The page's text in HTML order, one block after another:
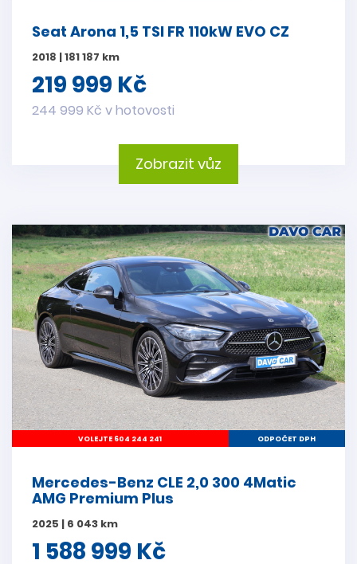
Seat Arona 1,5 TSI FR 110kW EVO CZ
2018 | 181 187 km
219 999 Kč
244 999 Kč v hotovosti
Zobrazit vůz
VOLEJTE 604 244 241 ODPOČET DPH
Mercedes-Benz CLE 2,0 300 4Matic
AMG Premium Plus
2025 | 6 043 km
1 588 999 Kč